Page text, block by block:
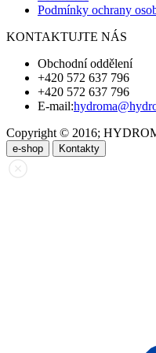
Podmínky ochrany
KONTAKTUJTE NÁS
Obchodní oddělení
+420 572 637 796
+420 572 637 796
E-mail:
Copyright © 2016;
e-shop Kontakty